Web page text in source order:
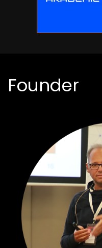
Founder